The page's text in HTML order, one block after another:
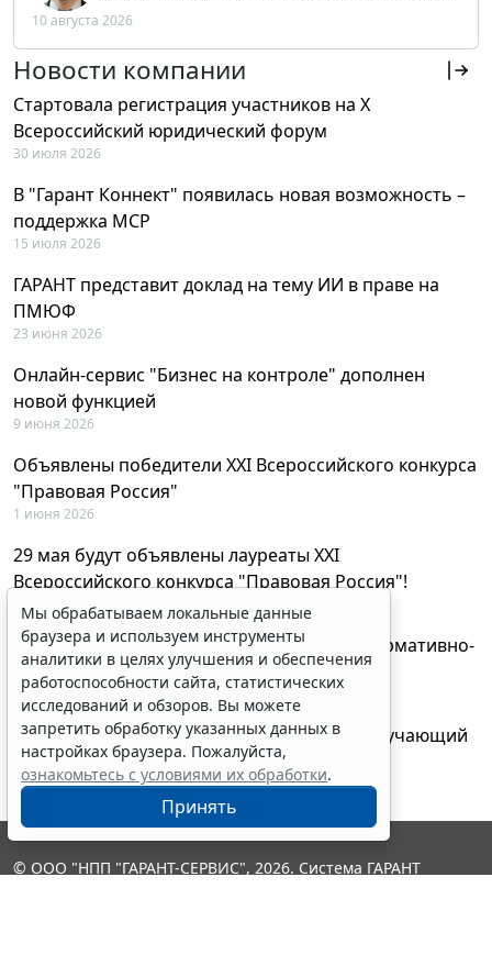
РФ
10 августа 2026
Новости компании
Стартовала регистрация участников на X
Всероссийский юридический форум
30 июля 2026
В "Гарант Коннект" появилась новая возможность –
поддержка MCP
15 июля 2026
ГАРАНТ представит доклад на тему ИИ в праве на
ПМЮФ
23 июня 2026
Онлайн-сервис "Бизнес на контроле" дополнен
новой функцией
9 июня 2026
Объявлены победители XXI Всероссийского конкурса
"Правовая Россия"
1 июня 2026
29 мая будут объявлены лауреаты XXI
Всероссийского конкурса "Правовая Россия"!
27 мая 2026
AI-ассистент Искра теперь анализирует нормативно-
техническую документацию
28 апреля 2026
"ГАРАНТ Электронный экспресс" провел обучающий
вебинар по работе с AI-ассистентом Искра
23 апреля 2026
Мы обрабатываем локальные данные
браузера и используем инструменты
аналитики в целях улучшения и обеспечения
работоспособности сайта, статистических
исследований и обзоров. Вы можете
запретить обработку указанных данных в
настройках браузера. Пожалуйста,
ознакомьтесь с условиями их обработки.
Принять
© ООО "НПП "ГАРАНТ-СЕРВИС", 2026. Система ГАРАНТ